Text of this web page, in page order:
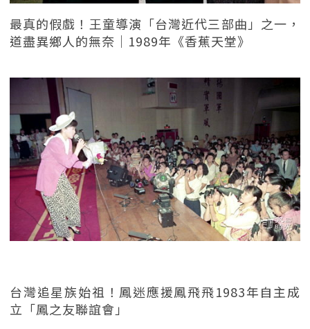
最真的假戲！王童導演「台灣近代三部曲」之一，
道盡異鄉人的無奈｜1989年《香蕉天堂》
台灣追星族始祖！鳳迷應援鳳飛飛1983年自主成
立「鳳之友聯誼會」